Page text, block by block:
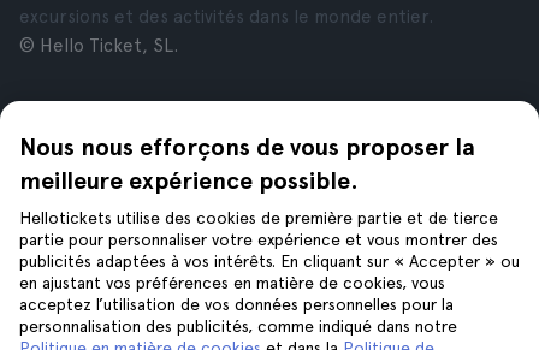
Nous nous efforçons de vous proposer la
meilleure expérience possible.
Hellotickets utilise des cookies de première partie et de tierce
partie pour personnaliser votre expérience et vous montrer des
publicités adaptées à vos intérêts. En cliquant sur « Accepter » ou
en ajustant vos préférences en matière de cookies, vous
acceptez l’utilisation de vos données personnelles pour la
personnalisation des publicités, comme indiqué dans notre
excursions et des activités dans le monde entier.
© Hello Ticket, SL.
À propos de nous
Offres d’emploi
Avis
Confidentialité
Conditions générales
Mentions Légales
New York
Rome
Londres
Grenade
Cracovie
Tenerife